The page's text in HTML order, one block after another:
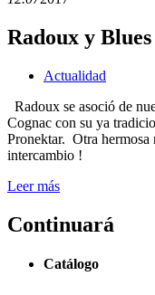
Radoux y Blues
Actualidad
Radoux se asoció de
Cognac con su ya
Pronektar. Otra hermosa
intercambio !
Leer más
Continuará
Catálogo